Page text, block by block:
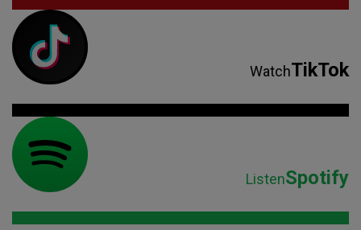
WatchTikTok
ListenSpotify